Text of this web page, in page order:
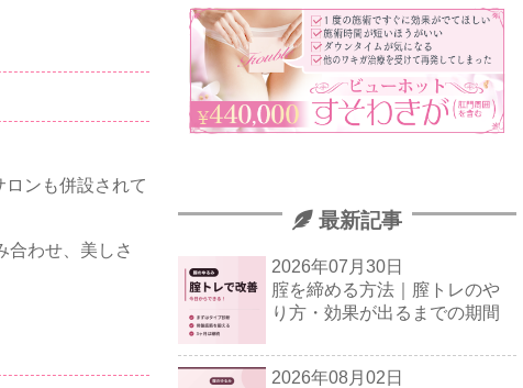
ンも併設されて
合わせ、美しさ
最新記事
2026年07月30日
腟を締める方法｜膣トレのや
り方・効果が出るまでの期間
2026年08月02日